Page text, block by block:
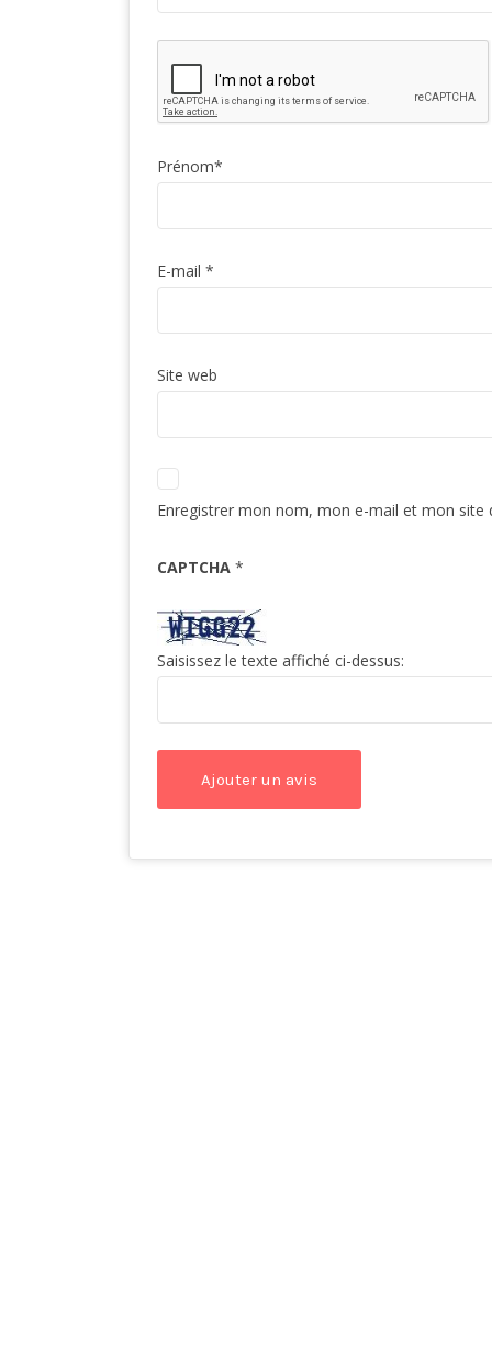
Prénom*
E-mail *
Site web
Enregistrer mon nom, mon e-mail et mon
CAPTCHA *
Saisissez le texte affiché ci-dessus: